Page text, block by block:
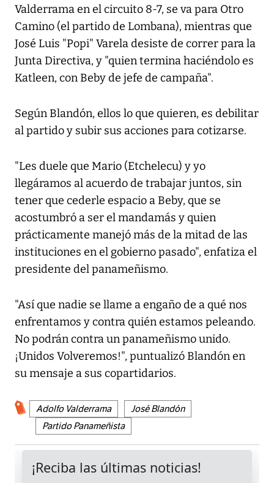
Valderrama en el circuito 8-7, se va para Otro
Camino (el partido de Lombana), mientras que
José Luis "Popi" Varela desiste de correr para la
Junta Directiva, y "quien termina haciéndolo es
Katleen, con Beby de jefe de campaña".
Según Blandón, ellos lo que quieren, es debilitar
al partido y subir sus acciones para cotizarse.
"Les duele que Mario (Etchelecu) y yo
llegáramos al acuerdo de trabajar juntos, sin
tener que cederle espacio a Beby, que se
acostumbró a ser el mandamás y quien
prácticamente manejó más de la mitad de las
instituciones en el gobierno pasado", enfatiza el
presidente del panameñismo.
"Así que nadie se llame a engaño de a qué nos
enfrentamos y contra quién estamos peleando.
No podrán contra un panameñismo unido.
¡Unidos Volveremos!", puntualizó Blandón en
su mensaje a sus copartidarios.
Adolfo Valderrama
José Blandón
Partido Panameñista